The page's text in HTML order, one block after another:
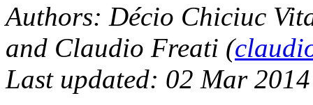
Authors: Décio Chiciuc
and Claudio Freati (
Last updated: 02 Mar 2014